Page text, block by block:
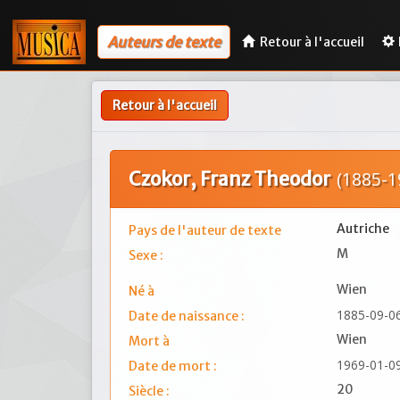
Auteurs de texte Retour à l'accueil
Retour à l'accueil
Czokor, Franz Theodor(1885-
Pays de l'auteur de texte
Autriche
Sexe :
M
Né à
Wien
Date de naissance :
1885-09-
Mort à
Wien
Date de mort :
1969-01-
Siècle :
20